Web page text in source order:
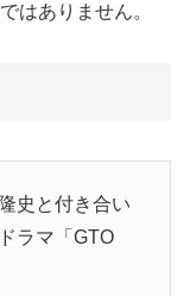
はありません。
史と付き合い
ラマ「GTO